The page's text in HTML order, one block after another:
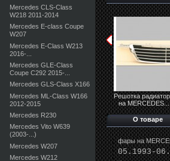
Mercedes CLS-Class
W218 2011-2014
Mercedes E-class Coupe
W207
Mercedes E-Class W213
2016-...
Mercedes GLE-Class
Coupe C292 2015-...
Mercedes GLS-Class X166
Mercedes ML-Class W166
2012-2015
Mercedes R230
Mercedes Vito W639
(2003-...)
Mercedes W207
Mercedes W212
Решотка
на MERCEDES...
О товаре
фары на
05.1993-